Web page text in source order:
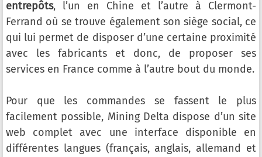
entrepôts, l’un en Chine et l’autre à Clermont-
Ferrand où se trouve également son siège social, ce
qui lui permet de disposer d’une certaine proximité
avec les fabricants et donc, de proposer ses
services en France comme à l’autre bout du monde.
Pour que les commandes se fassent le plus
facilement possible, Mining Delta dispose d’un site
web complet avec une interface disponible en
différentes langues (français, anglais, allemand et